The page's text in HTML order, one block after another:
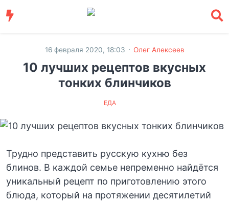
16 февраля 2020, 18:03 · Олег Алексеев
10 лучших рецептов вкусных
тонких блинчиков
ЕДА
Трудно представить русскую кухню без
блинов. В каждой семье непременно найдётся
уникальный рецепт по приготовлению этого
блюда, который на протяжении десятилетий